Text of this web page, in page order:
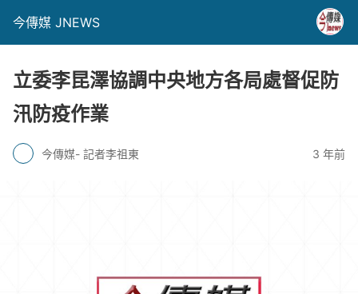
今傳媒 JNEWS
立委李昆澤協調中央地方各局處督促防
汛防疫作業
今傳媒- 記者李祖東 3 年前